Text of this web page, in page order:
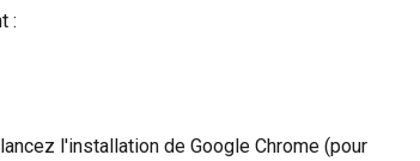
:
l'installation de Google Chrome (pour